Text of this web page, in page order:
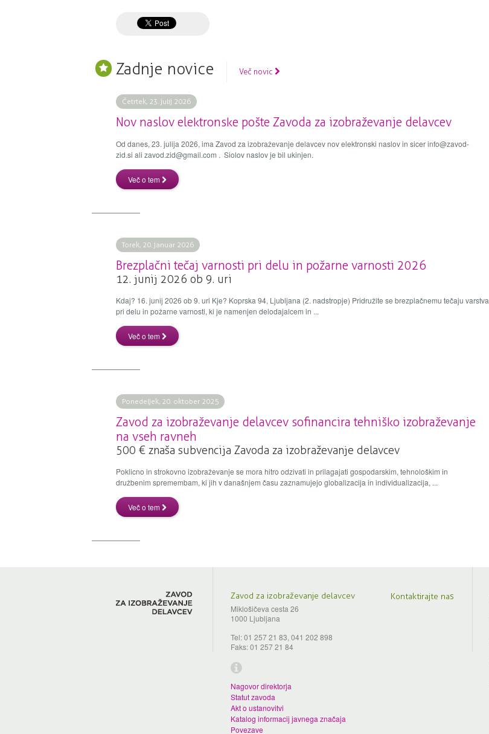
Zadnje novice Več novic
Četrtek, 23. julij 2026
Nov naslov elektronske pošte Zavoda za izobraževanje delavcev
Od danes, 23. julija 2026, ima Zavod za izobraževanje delavcev nov elektronski naslov in sicer info@zavod-
zid.si ali zavod.zid@gmail.com . Siolov naslov je bil ukinjen.
Več o tem
Torek, 20. januar 2026
Brezplačni tečaj varnosti pri delu in požarne varnosti 2026
12. junij 2026 ob 9. uri
Kdaj? 16. junij 2026 ob 9. uri Kje? Koprska 94, Ljubljana (2. nadstropje) Pridružite se brezplačnemu tečaju varstva
pri delu in požarne varnosti, ki je namenjen delodajalcem in ...
Več o tem
Ponedeljek, 20. oktober 2025
Zavod za izobraževanje delavcev sofinancira tehniško izobraževanje
na vseh ravneh
500 € znaša subvencija Zavoda za izobraževanje delavcev
Poklicno in strokovno izobraževanje se mora hitro odzivati in prilagajati gospodarskim, tehnološkim in
družbenim spremembam, ki jih v današnjem času zaznamujejo globalizacija in individualizacija, ...
Več o tem
Zavod za izobraževanje delavcev
Miklošičeva cesta 26
1000 Ljubljana
Tel: 01 257 21 83, 041 202 898
Faks: 01 257 21 84
Nagovor direktorja
Statut zavoda
Akt o ustanovitvi
Katalog informacij javnega značaja
Povezave
Kontaktirajte nas